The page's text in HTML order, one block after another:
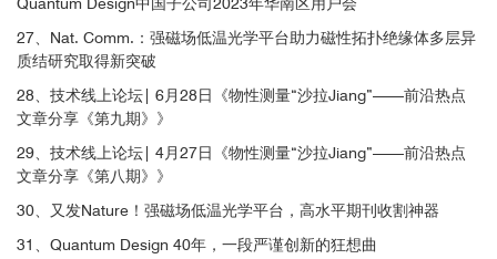
27、Nat. Comm.：强磁场低温光学平台助力磁性拓扑绝缘体多层异
质结研究取得新突破
28、技术线上论坛| 6月28日《物性测量“沙拉Jiang”——前沿热点
文章分享《第九期》》
29、技术线上论坛| 4月27日《物性测量“沙拉Jiang”——前沿热点
文章分享《第八期》》
30、又发Nature！强磁场低温光学平台，高水平期刊收割神器
31、Quantum Design 40年，一段严谨创新的狂想曲